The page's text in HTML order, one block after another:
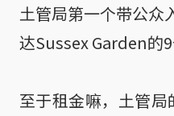
土管局第一个带公众
达Sussex Garden的9
至于租金嘛，土管